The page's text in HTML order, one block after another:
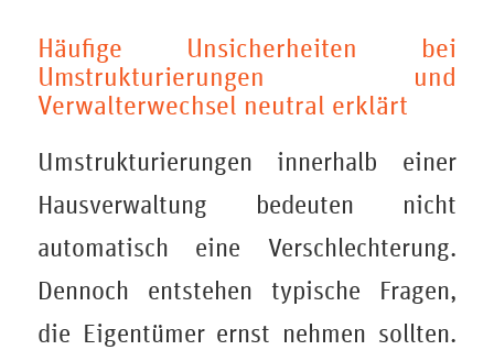
Häufige Unsicherheiten bei
Umstrukturierungen und
Verwalterwechsel neutral erklärt
Umstrukturierungen innerhalb einer
Hausverwaltung bedeuten nicht
automatisch eine Verschlechterung.
Dennoch entstehen typische Fragen,
die Eigentümer ernst nehmen sollten.